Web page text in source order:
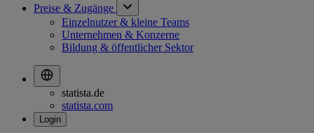
Preise & Zugänge
Einzelnutzer & kleine Teams
Unternehmen & Konzerne
Bildung & öffentlicher Sektor
statista.de
statista.com